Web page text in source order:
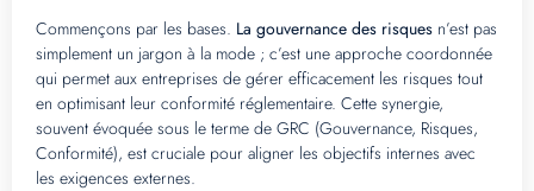
Commençons par les bases. La gouvernance des risques n’est pas
simplement un jargon à la mode ; c’est une approche coordonnée
qui permet aux entreprises de gérer efficacement les risques tout
en optimisant leur conformité réglementaire. Cette synergie,
souvent évoquée sous le terme de GRC (Gouvernance, Risques,
Conformité), est cruciale pour aligner les objectifs internes avec
les exigences externes.